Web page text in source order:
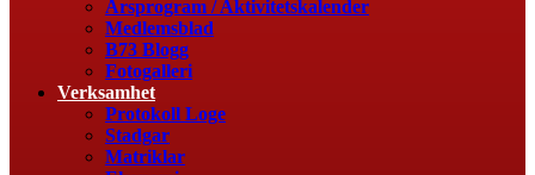
Årsprogram / Aktivitetskalender
Medlemsblad
B73 Blogg
Fotogalleri
Verksamhet
Protokoll Loge
Stadgar
Matriklar